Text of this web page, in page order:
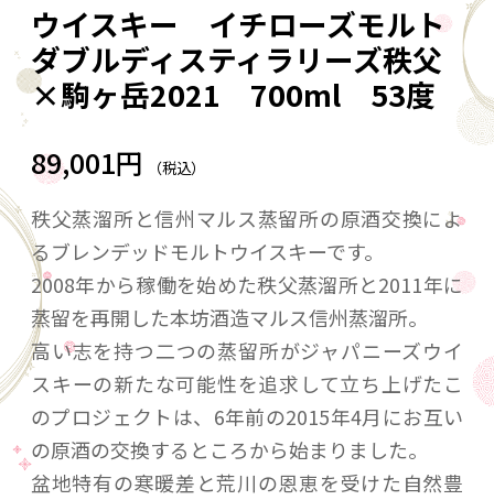
ウイスキー イチローズモルト
ダブルディスティラリーズ秩父
×駒ヶ岳2021 700ml 53度
89,001円 （税込）
秩父蒸溜所と信州マルス蒸留所の原酒交換によ
るブレンデッドモルトウイスキーです。
2008年から稼働を始めた秩父蒸溜所と2011年に
蒸留を再開した本坊酒造マルス信州蒸溜所。
高い志を持つ二つの蒸留所がジャパニーズウイ
スキーの新たな可能性を追求して立ち上げたこ
のプロジェクトは、6年前の2015年4月にお互い
の原酒の交換するところから始まりました。
盆地特有の寒暖差と荒川の恩恵を受けた自然豊